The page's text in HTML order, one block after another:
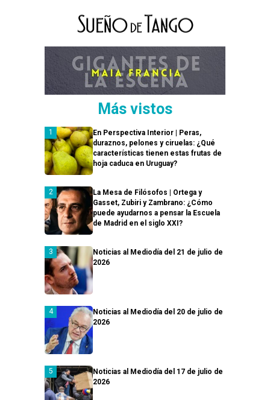
Más vistos
En Perspectiva Interior | Peras,
duraznos, pelones y ciruelas: ¿Qué
características tienen estas frutas de
hoja caduca en Uruguay?
La Mesa de Filósofos | Ortega y
Gasset, Zubiri y Zambrano: ¿Cómo
puede ayudarnos a pensar la Escuela
de Madrid en el siglo XXI?
Noticias al Mediodía del 21 de julio de
2026
Noticias al Mediodía del 20 de julio de
2026
Noticias al Mediodía del 17 de julio de
2026